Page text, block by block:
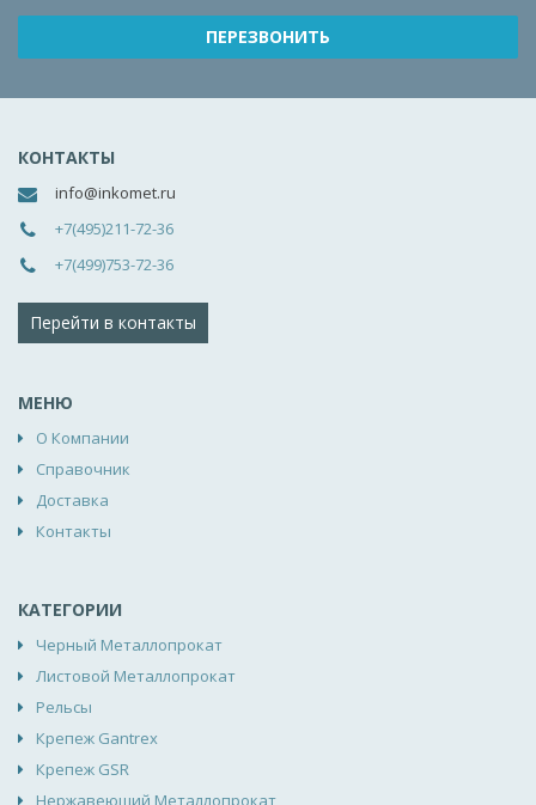
КОНТАКТЫ
info@inkomet.ru
+7(495)211-72-36
+7(499)753-72-36
Перейти в контакты
МЕНЮ
О Компании
Справочник
Доставка
Контакты
КАТЕГОРИИ
Черный Металлопрокат
Листовой Металлопрокат
Рельсы
Крепеж Gantrex
Крепеж GSR
Нержавеющий Металлопрокат